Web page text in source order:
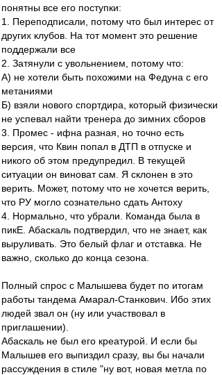
понятны все его поступки:
1. Переподписали, потому что был интерес от
других клубов. На тот момент это решение
поддержали все
2. Затянули с увольнением, потому что:
А) не хотели быть похожими на Федуна с его
метаниями
Б) взяли нового спортдира, который физически
не успевал найти тренера до зимних сборов
3. Промес - ифна разная, но точно есть
версия, что Квин попал в ДТП в отпуске и
никого об этом предупредил. В текущей
ситуации он виноват сам. Я склонен в это
верить. Может, потому что не хочется верить,
что РУ могло сознательно сдать Антоху
4. Нормально, что убрали. Команда была в
пикЕ. Абаскаль подтвердил, что не знает, как
выруливать. Это белый флаг и отставка. Не
важно, сколько до конца сезона.
Полный спрос с Малышева будет по итогам
работы тандема Амарал-Станкович. Ибо этих
людей звал он (ну или участвовал в
приглашении).
Абаскаль не был его креатурой. И если бы
Малышев его выпиздил сразу, вы бы начали
рассуждения в стиле "ну вот, новая метла по